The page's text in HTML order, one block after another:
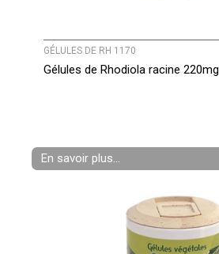
GÉLULES DE RH 1170
Gélules de Rhodiola racine 220mg
En savoir plus...